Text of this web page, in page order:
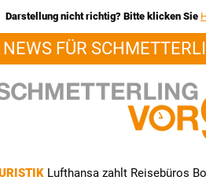
Darstellung nicht richtig? Bitte klicken Sie
FÜR
Lufthansa zahlt Reisebüros